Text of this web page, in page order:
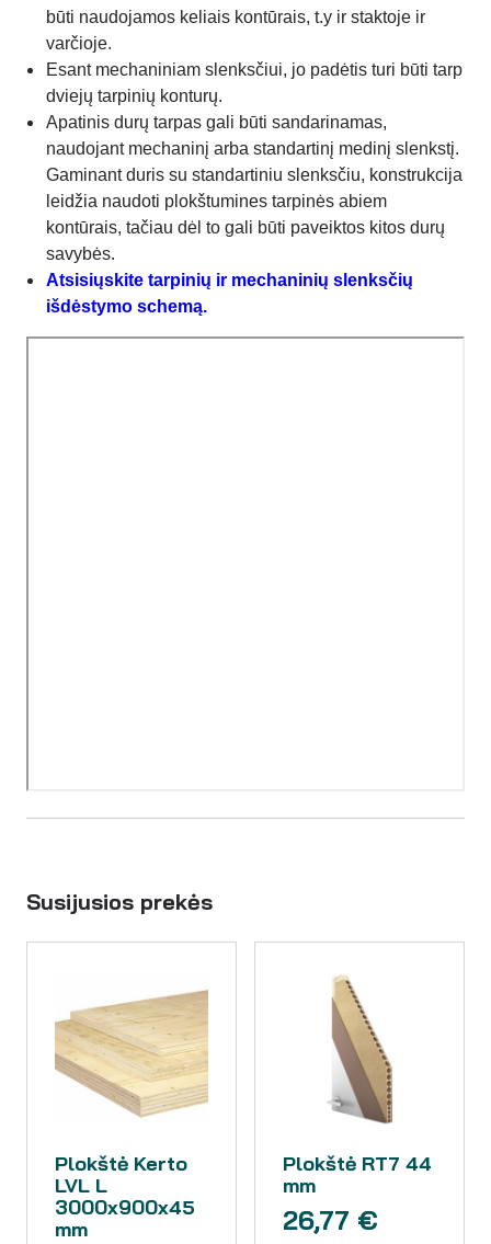
būti naudojamos keliais kontūrais, t.y ir staktoje ir
varčioje.
Esant mechaniniam slenksčiui, jo padėtis turi būti tarp
dviejų tarpinių konturų.
Apatinis durų tarpas gali būti sandarinamas,
naudojant mechaninį arba standartinį medinį slenkstį.
Gaminant duris su standartiniu slenksčiu, konstrukcija
leidžia naudoti plokštumines tarpinės abiem
kontūrais, tačiau dėl to gali būti paveiktos kitos durų
savybės.
Atsisiųskite tarpinių ir mechaninių slenksčių
išdėstymo schemą.
Susijusios prekės
Plokštė Kerto
LVL L
3000x900x45
mm
Plokštė RT7 44
mm
26,77 €